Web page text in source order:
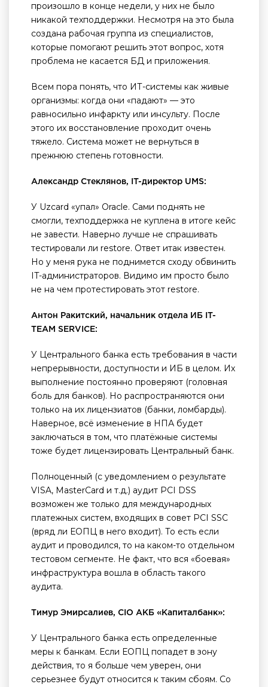
произошло в конце недели, у них не было
никакой техподдержки. Несмотря на это была
создана рабочая группа из специалистов,
которые помогают решить этот вопрос, хотя
проблема не касается БД и приложения.
Всем пора понять, что ИТ-системы как живые
организмы: когда они «падают» — это
равносильно инфаркту или инсульту. После
этого их восстановление проходит очень
тяжело. Система может не вернуться в
прежнюю степень готовности.
Александр Стеклянов, IT-директор UMS:
У Uzcard «упал» Oracle. Сами поднять не
смогли, техподдержка не куплена в итоге кейс
не завести. Наверно лучше не спрашивать
тестировали ли restore. Ответ итак известен.
Но у меня рука не поднимется сходу обвинить
IT-администраторов. Видимо им просто было
не на чем протестировать этот restore.
Антон Ракитский, начальник отдела ИБ IT-
TEAM SERVICE:
У Центрального банка есть требования в части
непрерывности, доступности и ИБ в целом. Их
выполнение постоянно проверяют (головная
боль для банков). Но распространяются они
только на их лицензиатов (банки, ломбарды).
Наверное, всё изменение в НПА будет
заключаться в том, что платёжные системы
тоже будет лицензировать Центральный банк.
Полноценный (с уведомлением о результате
VISA, MasterCard и т.д.) аудит PCI DSS
возможен же только для международных
платежных систем, входящих в совет PCI SSC
(вряд ли ЕОПЦ в него входит). То есть если
аудит и проводился, то на каком-то отдельном
тестовом сегменте. Не факт, что вся «боевая»
инфраструктура вошла в область такого
аудита.
Тимур Эмирсалиев, CIO АКБ «Капиталбанк»:
У Центрального банка есть определенные
меры к банкам. Если ЕОПЦ попадет в зону
действия, то я больше чем уверен, они
серьезнее будут относится к таким сбоям. Со